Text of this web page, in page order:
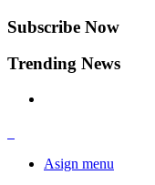
Subscribe Now
Trending News
Asign menu